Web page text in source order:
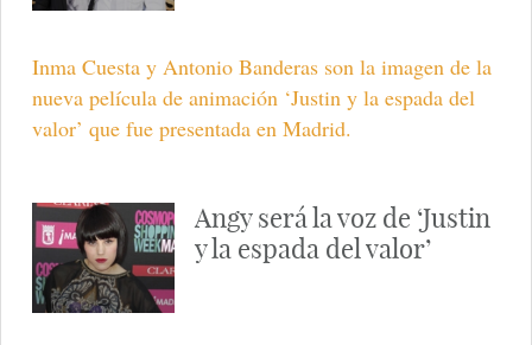
Inma Cuesta y Antonio Banderas son la imagen de la
nueva película de animación ‘Justin y la espada del
valor’ que fue presentada en Madrid.
Angy será la voz de ‘Justin
y la espada del valor’